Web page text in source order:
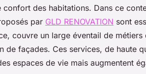
des habitations. Dans ce
par GLD RENOVATION sont
couvre un large éventail de métiers
de façades. Ces services, de haute
espaces de vie mais augmentent